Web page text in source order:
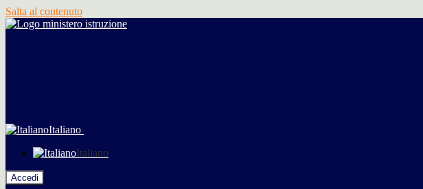
Salta al contenuto
Italiano
Italiano
Accedi